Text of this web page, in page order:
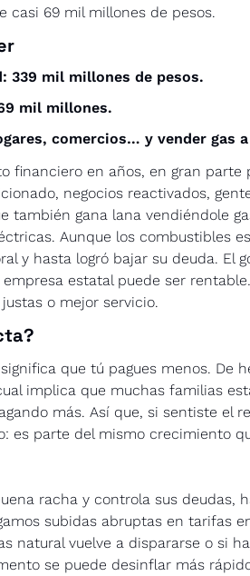
69 mil millones de pesos.
339 mil millones de pesos.
mil millones.
comercios… y vender gas
financiero en años, en gran parte
negocios reactivados,
también gana lana vendiéndole
Aunque los combustibles
y hasta logró bajar su deuda. El
estatal puede ser
o mejor servicio.
que tú pagues menos. De
implica que muchas familias
más. Así que, si sentiste el
es parte del mismo crecimiento
racha y controla sus deudas,
subidas abruptas en tarifas
natural vuelve a dispararse o si
se puede desinflar más